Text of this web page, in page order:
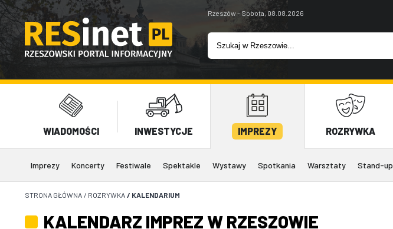
Rzeszów - Sobota, 08.08.2026
WIADOMOŚCI INWESTYCJE IMPREZY ROZRYWKA
Imprezy Koncerty Festiwale Spektakle Wystawy Spotkania Warsztaty Stand-up
STRONA GŁÓWNA / ROZRYWKA / KALENDARIUM
KALENDARZ IMPREZ W RZESZOWIE